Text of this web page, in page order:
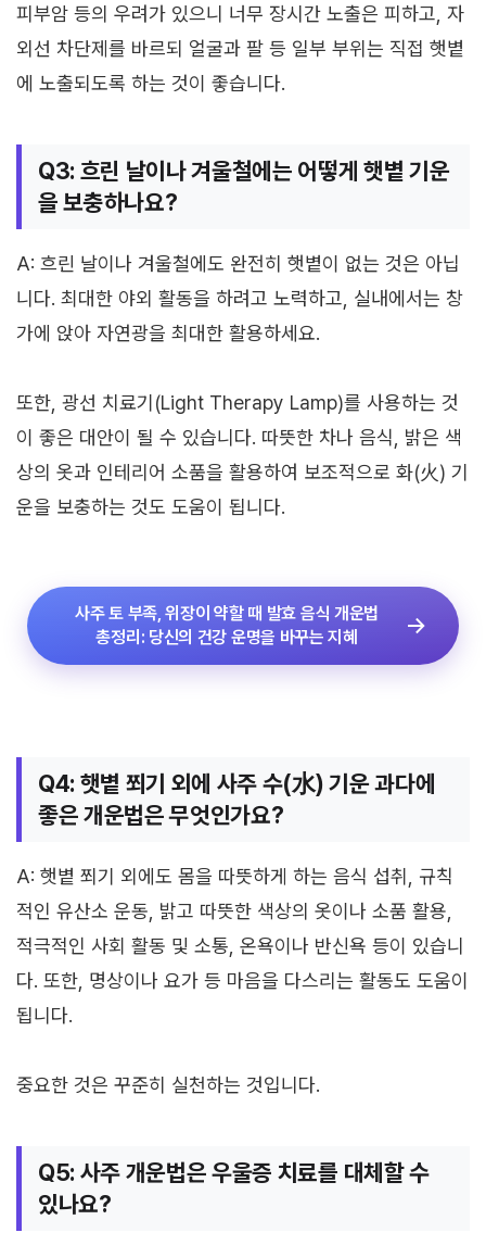
피부암 등의 우려가 있으니 너무 장시간 노출은 피하고, 자
외선 차단제를 바르되 얼굴과 팔 등 일부 부위는 직접 햇볕
에 노출되도록 하는 것이 좋습니다.
Q3: 흐린 날이나 겨울철에는 어떻게 햇볕 기운
을 보충하나요?
A: 흐린 날이나 겨울철에도 완전히 햇볕이 없는 것은 아닙
니다. 최대한 야외 활동을 하려고 노력하고, 실내에서는 창
가에 앉아 자연광을 최대한 활용하세요.
또한, 광선 치료기(Light Therapy Lamp)를 사용하는 것
이 좋은 대안이 될 수 있습니다. 따뜻한 차나 음식, 밝은 색
상의 옷과 인테리어 소품을 활용하여 보조적으로 화(火) 기
운을 보충하는 것도 도움이 됩니다.
사주 토 부족, 위장이 약할 때 발효 음식 개운법
총정리: 당신의 건강 운명을 바꾸는 지혜
Q4: 햇볕 쬐기 외에 사주 수(水) 기운 과다에
좋은 개운법은 무엇인가요?
A: 햇볕 쬐기 외에도 몸을 따뜻하게 하는 음식 섭취, 규칙
적인 유산소 운동, 밝고 따뜻한 색상의 옷이나 소품 활용,
적극적인 사회 활동 및 소통, 온욕이나 반신욕 등이 있습니
다. 또한, 명상이나 요가 등 마음을 다스리는 활동도 도움이
됩니다.
중요한 것은 꾸준히 실천하는 것입니다.
Q5: 사주 개운법은 우울증 치료를 대체할 수
있나요?